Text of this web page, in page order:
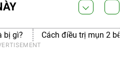
bị gì? Cách điều trị mụn 2